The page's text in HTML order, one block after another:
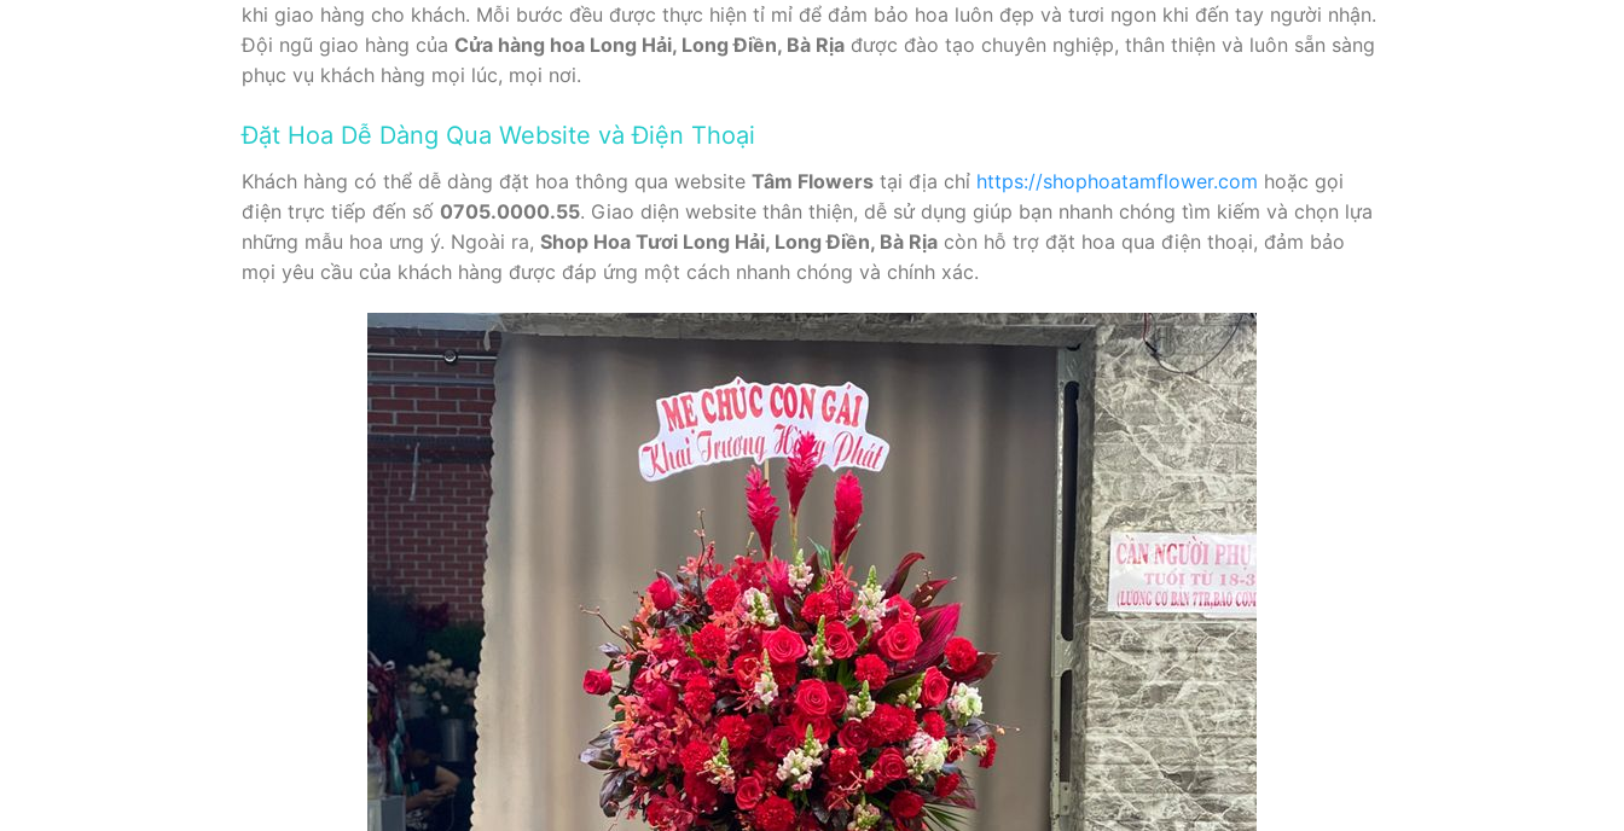
khi giao hàng cho khách. Mỗi bước đều được thực hiện tỉ mỉ để đảm bảo hoa luôn đẹp và tươi ngon khi đến tay người nhận.
Đội ngũ giao hàng của Cửa hàng hoa Long Hải, Long Điền, Bà Rịađược đào tạo chuyên nghiệp, thân thiện và luôn sẵn sàng
phục vụ khách hàng mọi lúc, mọi nơi.
Đặt Hoa Dễ Dàng Qua Website và Điện Thoại
Khách hàng có thể dễ dàng đặt hoa thông qua website Tâm Flowerstại địa chỉ https://shophoatamflower.com hoặc gọi
điện trực tiếp đến số 0705.0000.55. Giao diện website thân thiện, dễ sử dụng giúp bạn nhanh chóng tìm kiếm và chọn lựa
những mẫu hoa ưng ý. Ngoài ra, Shop Hoa Tươi Long Hải, Long Điền, Bà Rịacòn hỗ trợ đặt hoa qua điện thoại, đảm bảo
mọi yêu cầu của khách hàng được đáp ứng một cách nhanh chóng và chính xác.